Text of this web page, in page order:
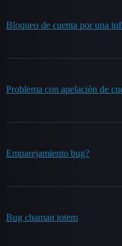
Bloqueo de cuenta por una
Problema con apelación de
Emparejamiento bug?
Bug chaman totem